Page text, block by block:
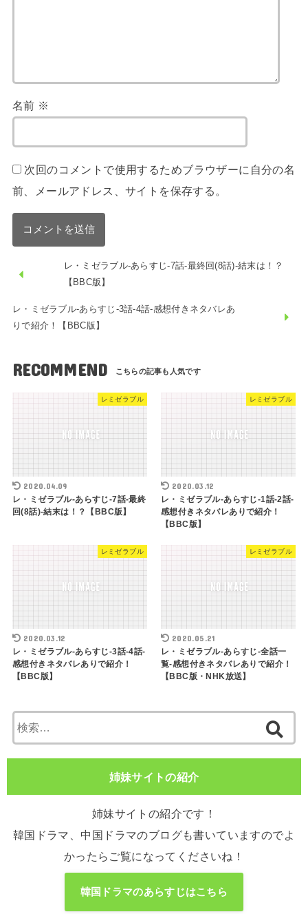
名前 ※
次回のコメントで使用するためブラウザーに自分の名
前、メールアドレス、サイトを保存する。
レ・ミゼラブル-あらすじ-7話-最終回(8話)-結末は！？
【BBC版】
レ・ミゼラブル-あらすじ-3話-4話-感想付きネタバレあ
りで紹介！【BBC版】
RECOMMEND
レミゼラブル
2020.04.09
レ・ミゼラブル-あらすじ-7話-最終
回(8話)-結末は！？【BBC版】
レミゼラブル
2020.03.12
レ・ミゼラブル-あらすじ-1話-2話-
感想付きネタバレありで紹介！
【BBC版】
レミゼラブル
2020.03.12
レ・ミゼラブル-あらすじ-3話-4話-
感想付きネタバレありで紹介！
【BBC版】
レミゼラブル
2020.05.21
レ・ミゼラブル-あらすじ-全話一
覧-感想付きネタバレありで紹介！
【BBC版・NHK放送】
索:
姉妹サイトの紹介
姉妹サイトの紹介です！
韓国ドラマ、中国ドラマのブログも書いていますのでよ
かったらご覧になってくださいね！
韓国ドラマのあらすじはこちら